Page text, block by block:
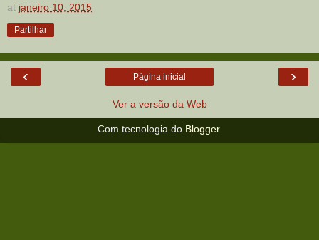
at janeiro 10, 2015
Partilhar
‹ ›
Página inicial
Ver a versão da Web
Com tecnologia do Blogger.